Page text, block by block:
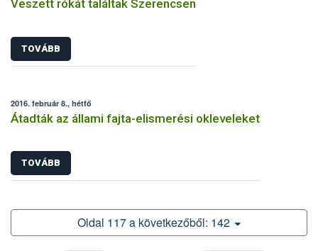
Veszett rókát találtak Szerencsen
TOVÁBB
2016. február 8., hétfő
Átadták az állami fajta-elismerési okleveleket
TOVÁBB
Oldal 117 a következőből: 142